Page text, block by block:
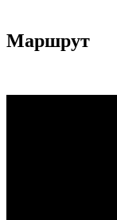
Маршрут